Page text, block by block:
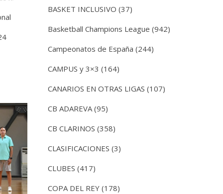
BASKET INCLUSIVO (37)
Basketball Champions League (942)
Campeonatos de España (244)
CAMPUS y 3×3 (164)
CANARIOS EN OTRAS LIGAS (107)
CB ADAREVA (95)
CB CLARINOS (358)
CLASIFICACIONES (3)
CLUBES (417)
COPA DEL REY (178)